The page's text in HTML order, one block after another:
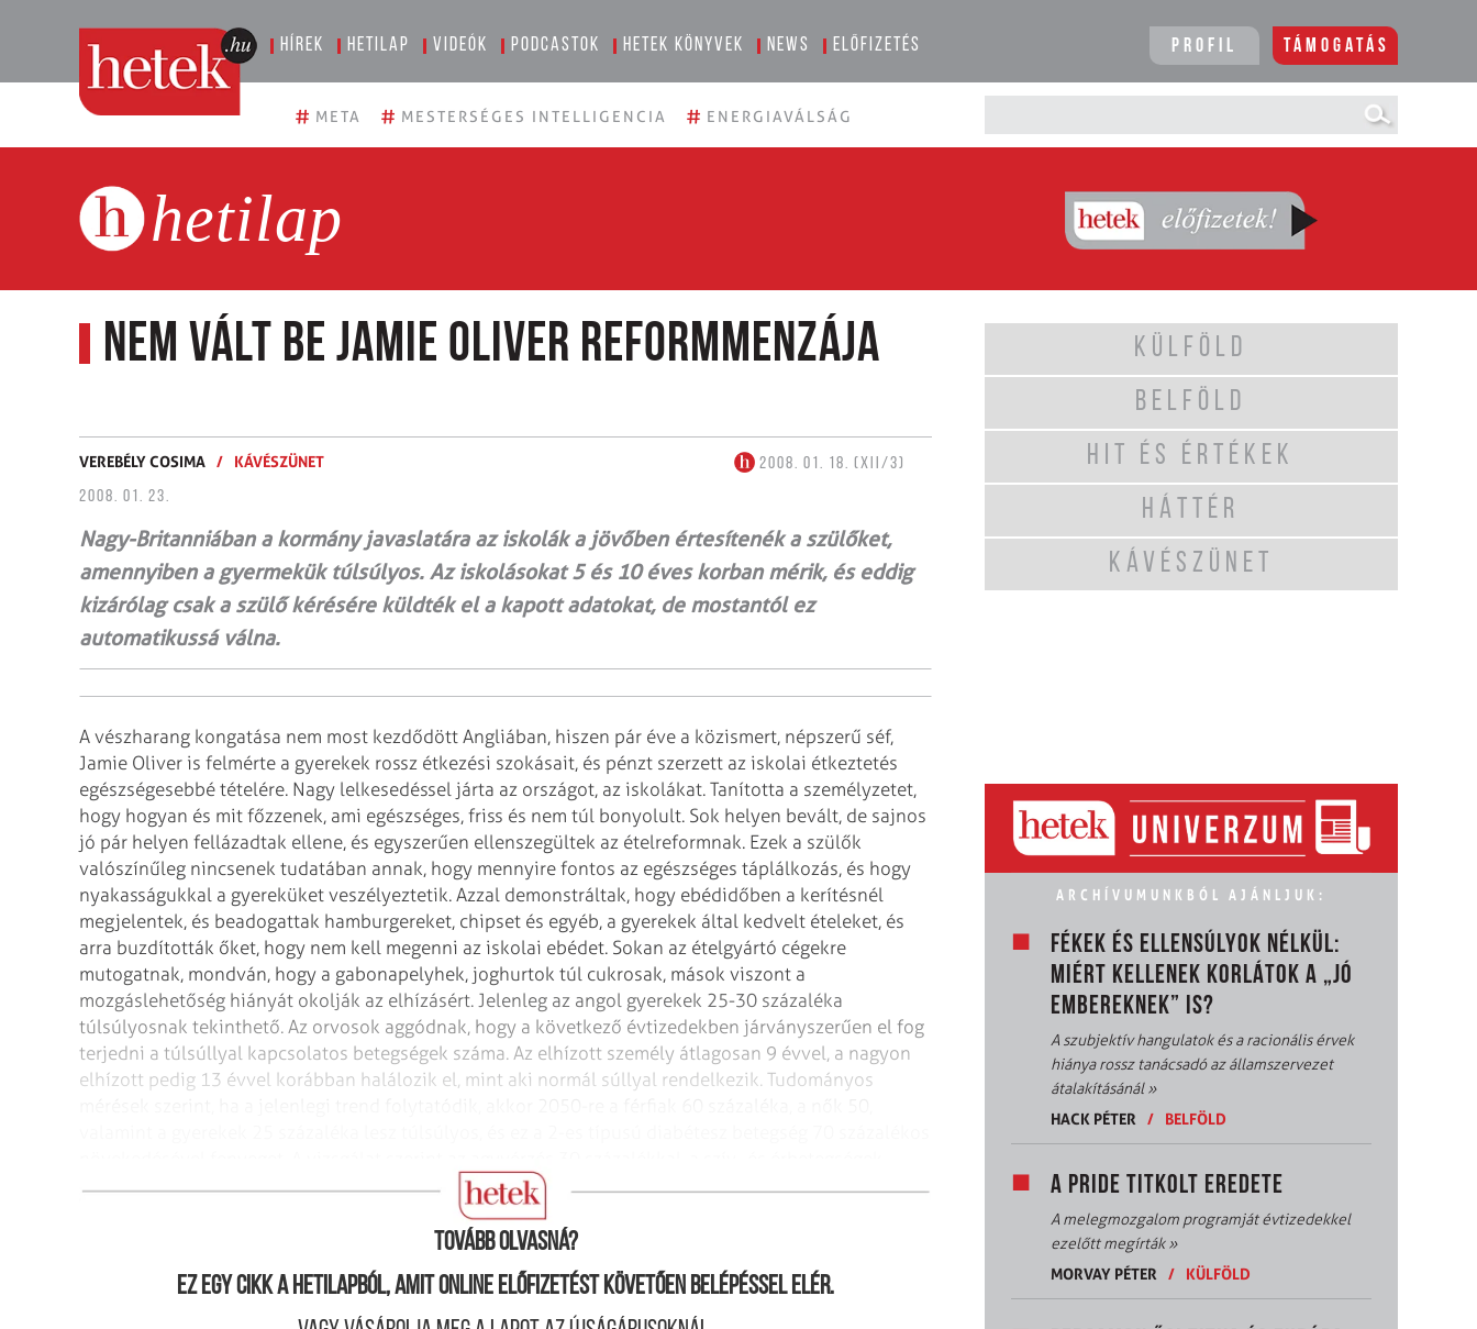
Hírek Hetilap Videók Podcastok Hetek könyvek News Előfizetés Profil Támogatás
# META # MESTERSÉGES INTELLIGENCIA # ENERGIAVÁLSÁG
hetilap
Nem vált be Jamie Oliver reformmenzája
VEREBÉLY COSIMA / KÁVÉSZÜNET
2008. 01. 18. (XII/3)
2008. 01. 23.
Nagy-Britanniában a kormány javaslatára az iskolák a jövőben értesítenék a szülőket,
amennyiben a gyermekük túlsúlyos. Az iskolásokat 5 és 10 éves korban mérik, és eddig
kizárólag csak a szülő kérésére küldték el a kapott adatokat, de mostantól ez
automatikussá válna.
A vészharang kongatása nem most kezdődött Angliában, hiszen pár éve a közismert, népszerű séf,
Jamie Oliver is felmérte a gyerekek rossz étkezési szokásait, és pénzt szerzett az iskolai étkeztetés
egészségesebbé tételére. Nagy lelkesedéssel járta az országot, az iskolákat. Tanította a személyzetet,
hogy hogyan és mit főzzenek, ami egészséges, friss és nem túl bonyolult. Sok helyen bevált, de sajnos
jó pár helyen fellázadtak ellene, és egyszerűen ellenszegültek az ételreformnak. Ezek a szülők
valószínűleg nincsenek tudatában annak, hogy mennyire fontos az egészséges táplálkozás, és hogy
nyakasságukkal a gyereküket veszélyeztetik. Azzal demonstráltak, hogy ebédidőben a kerítésnél
megjelentek, és beadogattak hamburgereket, chipset és egyéb, a gyerekek által kedvelt ételeket, és
arra buzdították őket, hogy nem kell megenni az iskolai ebédet. Sokan az ételgyártó cégekre
mutogatnak, mondván, hogy a gabonapelyhek, joghurtok túl cukrosak, mások viszont a
mozgáslehetőség hiányát okolják az elhízásért. Jelenleg az angol gyerekek 25-30 százaléka
túlsúlyosnak tekinthető. Az orvosok aggódnak, hogy a következő évtizedekben járványszerűen el fog
terjedni a túlsúllyal kapcsolatos betegségek száma. Az elhízott személy átlagosan 9 évvel, a nagyon
elhízott pedig 13 évvel korábban halálozik el, mint aki normál súllyal rendelkezik. Tudományos
pedig 20 százalékkal fognak emelkedni.
Tovább olvasná?
Ez egy cikk a hetilapból, amit online előfizetést követően belépéssel elér.
KÜLFÖLD
BELFÖLD
HIT ÉS ÉRTÉKEK
HÁTTÉR
KÁVÉSZÜNET
ARCHÍVUMUNKBÓL AJÁNLJUK:
FÉKEK ÉS ELLENSÚLYOK NÉLKÜL:
MIÉRT KELLENEK KORLÁTOK A „JÓ
EMBEREKNEK” IS?
A szubjektív hangulatok és a racionális érvek
hiánya rossz tanácsadó az államszervezet
átalakításánál»
HACK PÉTER
/ BELFÖLD
A PRIDE TITKOLT EREDETE
A melegmozgalom programját évtizedekkel
ezelőtt megírták»
MORVAY PÉTER
/ KÜLFÖLD